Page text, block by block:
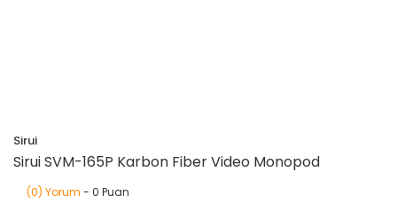
Sirui
Sirui SVM-165P Karbon Fiber Video Monopod
(0) Yorum - 0 Puan